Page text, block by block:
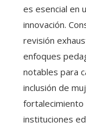
es esencial en
innovación.
revisión
enfoques
notables para
inclusión de
fortalecimiento
instituciones